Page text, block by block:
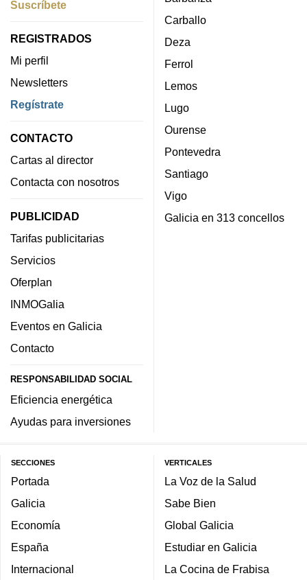
Suscríbete
REGISTRADOS
Mi perfil
Newsletters
Regístrate
CONTACTO
Cartas al director
Contacta con nosotros
PUBLICIDAD
Tarifas publicitarias
Servicios
Oferplan
INMOGalia
Eventos en Galicia
Contacto
RESPONSABILIDAD SOCIAL
Eficiencia energética
Ayudas para inversiones
Carballo
Deza
Ferrol
Lemos
Lugo
Ourense
Pontevedra
Santiago
Vigo
Galicia en 313 concellos
SECCIONES
Portada
Galicia
Economía
España
Internacional
VERTICALES
La Voz de la Salud
Sabe Bien
Global Galicia
Estudiar en Galicia
La Cocina de Frabisa